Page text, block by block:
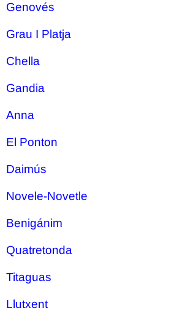
Genovés
Grau I Platja
Chella
Gandia
Anna
El Ponton
Daimús
Novele-Novetle
Benigánim
Quatretonda
Titaguas
Llutxent